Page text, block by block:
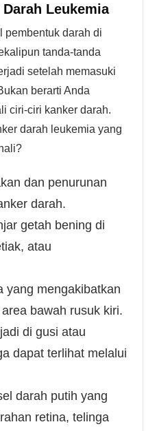
Leukemia
pembentuk darah di
tanda-tanda
setelah memasuki
berarti Anda
ciri-ciri kanker darah.
darah leukemia yang
dan penurunan
darah.
getah bening di
atau
yang mengakibatkan
bawah rusuk kiri.
di gusi atau
dapat terlihat melalui
darah putih yang
retina, telinga